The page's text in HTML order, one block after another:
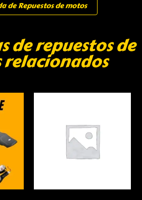
de Repuestos de motos
de repuestos de